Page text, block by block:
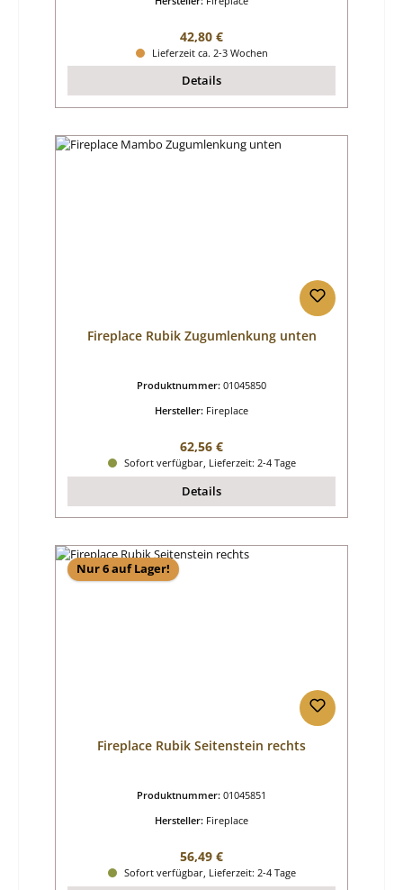
Regulärer Preis:
42,80 €
Lieferzeit ca. 2-3 Wochen
Details
Fireplace Rubik Zugumlenkung unten
Produktnummer: 01045850
Hersteller: Fireplace
Regulärer Preis:
62,56 €
Sofort verfügbar, Lieferzeit: 2-4 Tage
Details
Nur 6 auf Lager!
Fireplace Rubik Seitenstein rechts
Produktnummer: 01045851
Hersteller: Fireplace
Regulärer Preis:
56,49 €
Sofort verfügbar, Lieferzeit: 2-4 Tage